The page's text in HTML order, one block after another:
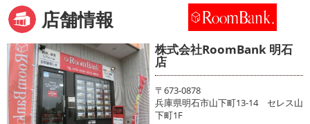
店舗情報
株式会社RoomBank 明石
店
〒673-0878
兵庫県明石市山下町13-14 セレス山
下町1F